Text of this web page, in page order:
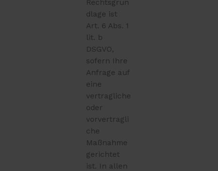
Rechtsgrun
dlage ist
Art. 6 Abs. 1
lit. b
DSGVO,
sofern Ihre
Anfrage auf
eine
vertragliche
oder
vorvertragli
che
Maßnahme
gerichtet
ist. In allen